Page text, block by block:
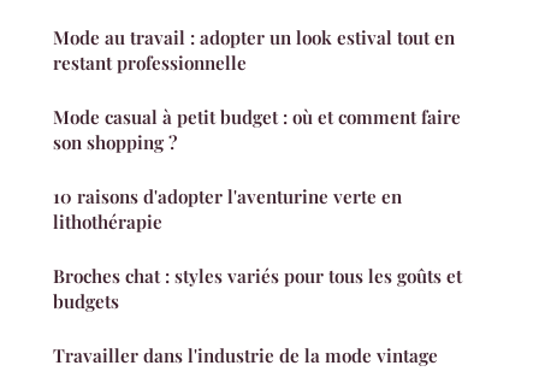
Mode au travail : adopter un look estival tout en
restant professionnelle
Mode casual à petit budget : où et comment faire
son shopping ?
10 raisons d'adopter l'aventurine verte en
lithothérapie
Broches chat : styles variés pour tous les goûts et
budgets
Travailler dans l'industrie de la mode vintage